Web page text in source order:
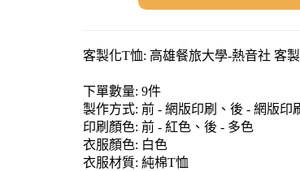
客製化T恤: 高雄餐旅大學-熱音社 客
下單數量: 9件
製作方式: 前 - 網版印刷、後 - 網版印
印刷顏色: 前 - 紅色、後 - 多色
衣服顏色: 白色
衣服材質: 純棉T恤